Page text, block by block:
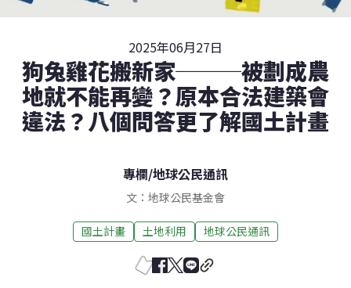
2025年06月27日
狗兔雞花搬新家───被劃成農
地就不能再變？原本合法建築會
違法？八個問答更了解國土計畫
專欄/地球公民通訊
文：地球公民基金會
國土計畫 土地利用 地球公民通訊